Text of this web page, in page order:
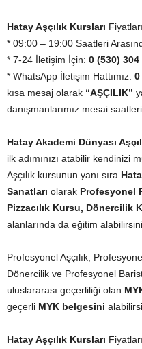
Hatay Aşçılık Kursları
* 09:00 – 19:00 Saatleri
* 7-24 İletişim İçin: 0 (530) 304
* WhatsApp İletişim Hattımız: 0
kısa mesaj olarak “AŞÇILIK”
danışmanlarımız mesai
Hatay Akademi Dünyası
ilk adımınızı atabilir kendinizi
Aşçılık kursunun yanı sıra
Sanatları olarak Profesyonel
Pizzacılık Kursu, Dönercilik
alanlarında da eğitim
Profesyonel Aşçılık,
Dönercilik ve Profesyonel
uluslararası geçerliliği olan
geçerli MYK belgesini
Hatay Aşçılık Kursları